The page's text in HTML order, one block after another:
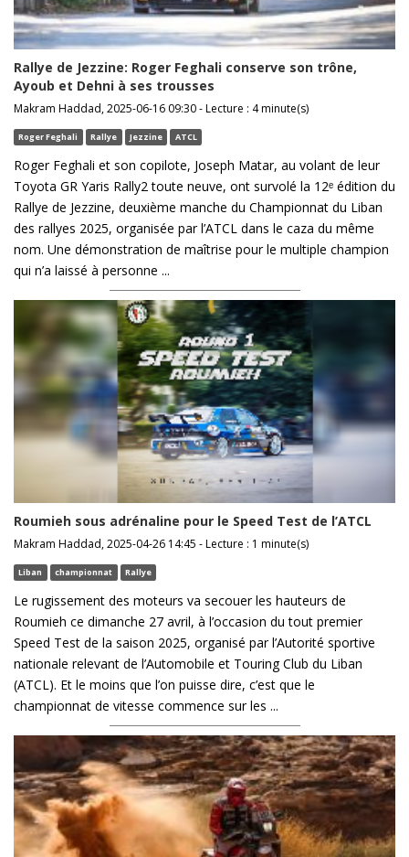
Rallye de Jezzine: Roger Feghali conserve son trône,
Ayoub et Dehni à ses trousses
Makram Haddad, 2025-06-16 09:30 - Lecture : 4 minute(s)
Roger Feghali Rallye Jezzine ATCL
Roger Feghali et son copilote, Joseph Matar, au volant de leur
Toyota GR Yaris Rally2 toute neuve, ont survolé la 12ᵉ édition du
Rallye de Jezzine, deuxième manche du Championnat du Liban
des rallyes 2025, organisée par l’ATCL dans le caza du même
nom. Une démonstration de maîtrise pour le multiple champion
qui n’a laissé à personne ...
Roumieh sous adrénaline pour le Speed Test de l’ATCL
Makram Haddad, 2025-04-26 14:45 - Lecture : 1 minute(s)
Liban championnat Rallye
Le rugissement des moteurs va secouer les hauteurs de
Roumieh ce dimanche 27 avril, à l’occasion du tout premier
Speed Test de la saison 2025, organisé par l’Autorité sportive
nationale relevant de l’Automobile et Touring Club du Liban
(ATCL). Et le moins que l’on puisse dire, c’est que le
championnat de vitesse commence sur les ...